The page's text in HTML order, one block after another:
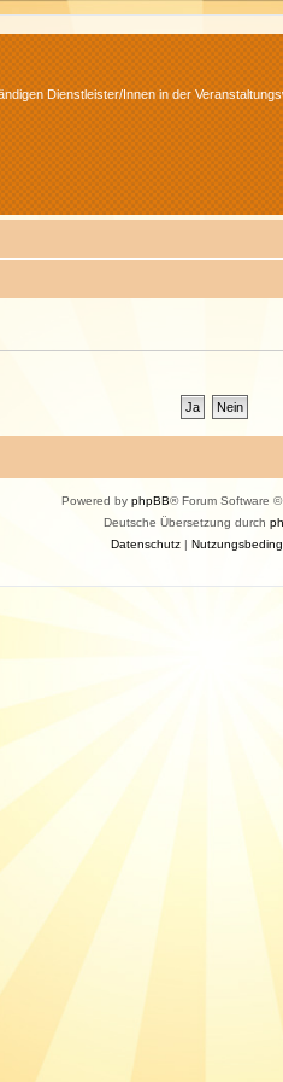
Dienstleister/Innen in der
Powered by phpBB® Forum Software
Deutsche Übersetzung durch
Datenschutz|